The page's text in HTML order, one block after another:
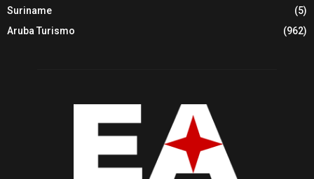
Suriname
(5)
Aruba Turismo
(962)